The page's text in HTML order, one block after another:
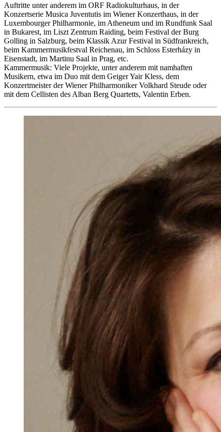
Auftritte unter anderem im ORF Radiokulturhaus, in der
Konzertserie Musica Juventutis im Wiener Konzerthaus, in der
Luxembourger Philharmonie, im Atheneum und im Rundfunk Saal
in Bukarest, im Liszt Zentrum Raiding, beim Festival der Burg
Golling in Salzburg, beim Klassik Azur Festival in Südfrankreich,
beim Kammermusikfestval Reichenau, im Schloss Esterházy in
Eisenstadt, im Martinu Saal in Prag, etc.
Kammermusik: Viele Projekte, unter anderem mit namhaften
Musikern, etwa im Duo mit dem Geiger Yair Kless, dem
Konzertmeister der Wiener Philharmoniker Volkhard Steude oder
mit dem Cellisten des Alban Berg Quartetts, Valentin Erben.